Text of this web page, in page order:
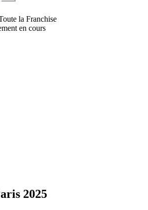
la Franchise
en cours
2025